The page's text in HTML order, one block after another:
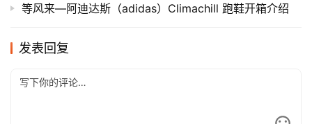
等风来—阿迪达斯（adidas）Climachill 跑鞋开箱介绍
发表回复